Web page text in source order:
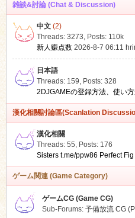
雑談&討論 (Chat & Discussion)
中文(2)
Threads: 3273, Posts: 110k
新人赚点数 2026-8-7 06:11
日本語
Threads: 159, Posts: 328
2DJGAMEの登録方法、使い
漢化相關討論區(Scanlation
漢化相關
Threads: 55, Posts: 176
Sisters t.me/ppw86 Perfect Fig
ゲーム関連 (Game Category)
ゲームCG (Game CG)
Sub-Forums: 予備放流 CG